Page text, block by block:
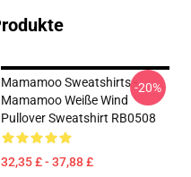
Mamamoo Sweatshirts -
Mamamoo Weiße Wind
Pullover Sweatshirt RB0508
32,35 £ - 37,88 £
-20%